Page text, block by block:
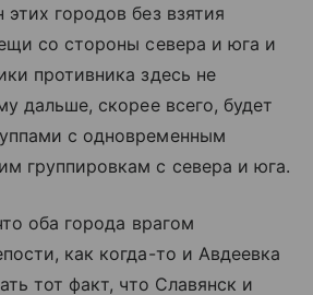
городов без взятия
со стороны севера и юга и
противника здесь не
дальше, скорее всего, будет
с одновременным
группировкам с севера и юга.
оба города врагом
как когда-то и Авдеевка
тот факт, что Славянск и